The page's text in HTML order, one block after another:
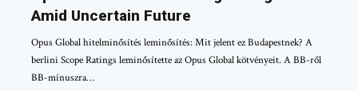
Amid Uncertain Future
Opus Global hitelminősítés leminősítés: Mit jelent ez Budapestnek? A
berlini Scope Ratings leminősítette az Opus Global kötvényeit. A BB-ről
BB-mínuszra…